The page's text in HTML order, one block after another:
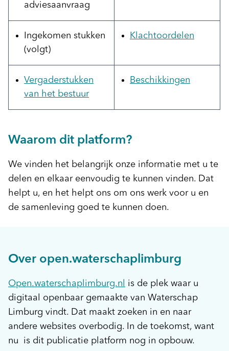
adviesaanvraag
Ingekomen stukken
(volgt)
Klachtoordelen
Vergaderstukken
van het bestuur
Beschikkingen
Waarom dit platform?
We vinden het belangrijk onze informatie met u te
delen en elkaar eenvoudig te kunnen vinden. Dat
helpt u, en het helpt ons om ons werk voor u en
de samenleving goed te kunnen doen.
Over open.waterschaplimburg
Open.waterschaplimburg.nl
is de plek waar u
digitaal openbaar gemaakte van Waterschap
Limburg vindt. Dat maakt zoeken in en naar
andere websites overbodig. In de toekomst, want
nu is dit publicatie platform nog in opbouw.